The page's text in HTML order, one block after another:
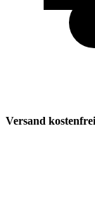
Versand kostenfrei